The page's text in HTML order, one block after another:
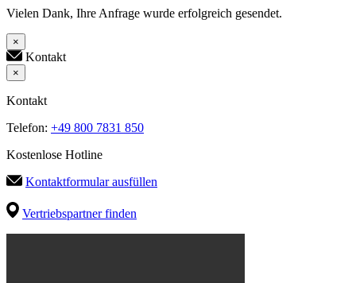
Vielen Dank, Ihre Anfrage wurde erfolgreich gesendet.
×
Kontakt
×
Kontakt
Telefon: +49 800 7831 850
Kostenlose Hotline
Kontaktformular ausfüllen
Vertriebspartner finden